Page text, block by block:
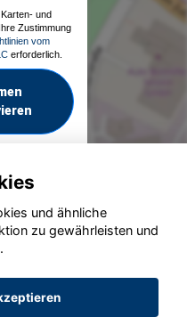
und
Zustimmung
vom
erforderlich.
2020 - 2026
und ähnliche
zu gewährleisten und